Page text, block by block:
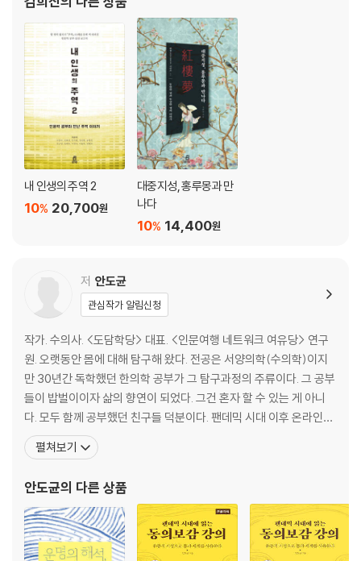
년간 붙잡고 있으면서 문학과 문명 탐사에 관심을
내 인생의 주역 2
20,700원
10%
대중지성, 홍루몽과 만
나다
14,400원
10%
저 안도균
관심작가 알림신청
작가. 수의사. <도담학당> 대표. <인문여행 네트워크 여유당> 연구
원. 오랫동안 몸에 대해 탐구해 왔다. 전공은 서양의학(수의학)이지
만 30년간 독학했던 한의학 공부가 그 탐구과정의 주류이다. 그 공부
들이 밥벌이이자 삶의 향연이 되었다. 그건 혼자 할 수 있는 게 아니
다. 모두 함께 공부했던 친구들 덕분이다. 팬데믹 시대 이후 온라인(z
oom)에서 강의를 한다. 온라인 덕에 여러 나라에 수강생이 생겼다.
강의와 글을 통해 몸이 어떻게 삶의 전략적 주체가 되는지 이야기하
유당]의 멤버이기도 하다. 이웃인 [감이당]
펼쳐보기
안도균의 다른 상품